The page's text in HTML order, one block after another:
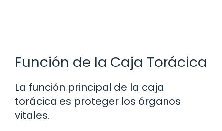
Función de la Caja Torácica
La función principal de la caja
torácica es proteger los órganos
vitales.